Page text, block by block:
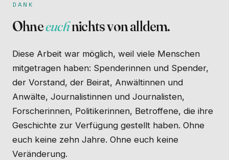
DANK
Ohneeuchnichts von alldem.
Diese Arbeit war möglich, weil viele Menschen
mitgetragen haben: Spenderinnen und Spender,
der Vorstand, der Beirat, Anwältinnen und
Anwälte, Journalistinnen und Journalisten,
Forscherinnen, Politikerinnen, Betroffene, die ihre
Geschichte zur Verfügung gestellt haben. Ohne
euch keine zehn Jahre. Ohne euch keine
Veränderung.